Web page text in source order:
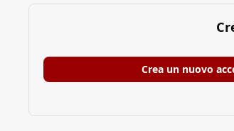
Crea un nuovo